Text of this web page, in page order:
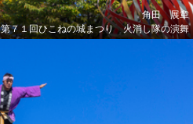
角田 展章
第７１回ひこねの城まつり 火消し隊の演舞